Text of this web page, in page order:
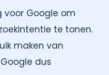
voor Google om
te tonen.
maken van
dus